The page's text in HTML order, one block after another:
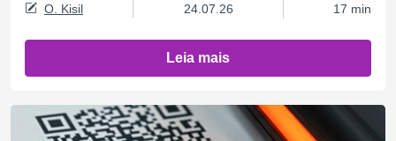
O. Kisil 24.07.26 17 min
Leia mais